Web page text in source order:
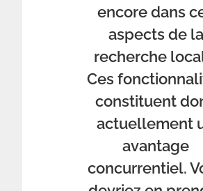
encore dans
aspects de la
recherche
Ces
constituent
actuellement
avantage
concurrentiel.